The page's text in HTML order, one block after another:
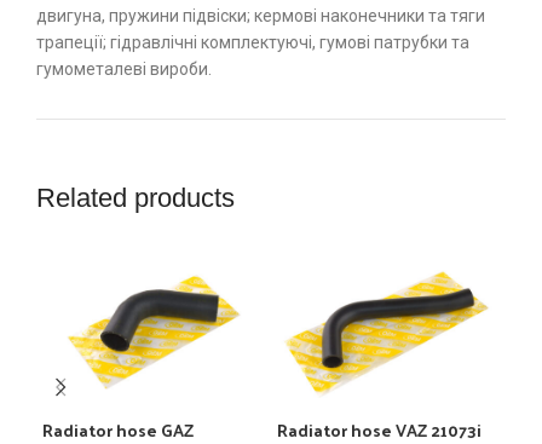
двигуна, пружини підвіски; кермові наконечники та тяги
трапеції; гідравлічні комплектуючі, гумові патрубки та
гумометалеві вироби.
Related products
Radiator hose GAZ Radiator hose VAZ 21073i